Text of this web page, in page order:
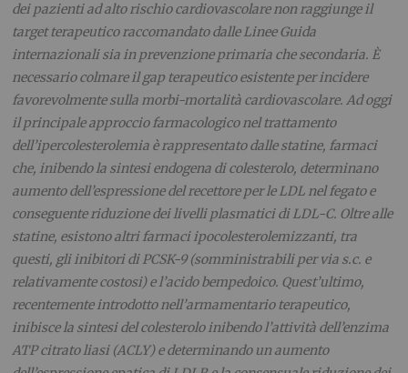
dei pazienti ad alto rischio cardiovascolare non raggiunge il
target terapeutico raccomandato dalle Linee Guida
internazionali sia in prevenzione primaria che secondaria. È
necessario colmare il gap terapeutico esistente per incidere
favorevolmente sulla morbi-mortalità cardiovascolare. Ad oggi
il principale approccio farmacologico nel trattamento
dell’ipercolesterolemia è rappresentato dalle statine, farmaci
che, inibendo la sintesi endogena di colesterolo, determinano
aumento dell’espressione del recettore per le LDL nel fegato e
conseguente riduzione dei livelli plasmatici di LDL-C. Oltre alle
statine, esistono altri farmaci ipocolesterolemizzanti, tra
questi, gli inibitori di PCSK-9 (somministrabili per via s.c. e
relativamente costosi) e l’acido bempedoico. Quest’ultimo,
recentemente introdotto nell’armamentario terapeutico,
inibisce la sintesi del colesterolo inibendo l’attività dell’enzima
ATP citrato liasi (ACLY) e determinando un aumento